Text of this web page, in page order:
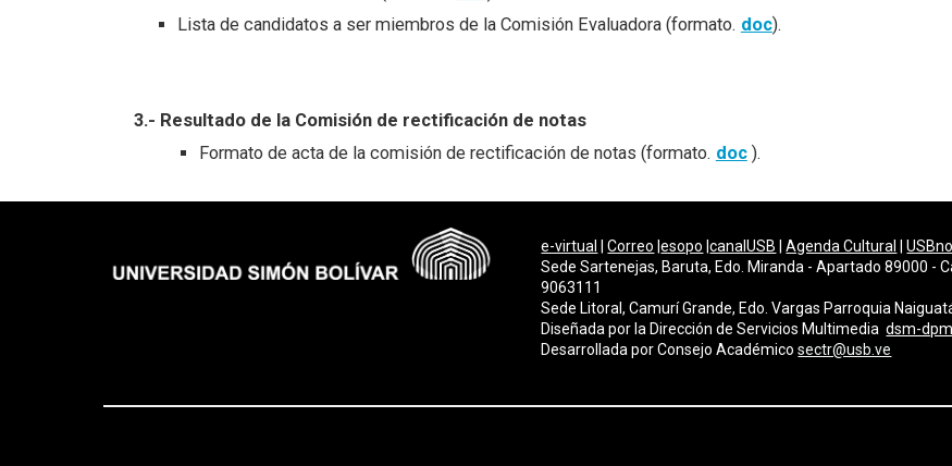
Lista de candidatos a ser miembros de la Comisión Evaluadora (formato. doc).
3.- Resultado de la Comisión de rectificación de notas
Formato de acta de la comisión de rectificación de notas (formato. doc).
e-virtual |Correo |esopo |canalUSB |Agenda Cultural |
Sede Sartenejas, Baruta, Edo. Miranda - Apartado 89000 -
9063111
Sede Litoral, Camurí Grande, Edo. Vargas Parroquia
Diseñada por la Dirección de Servicios Multimediadsm-
Desarrollada porConsejoAcadémico sectr@usb.ve